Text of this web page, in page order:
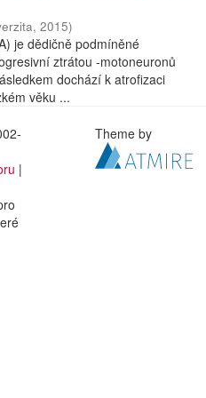
, 2015)
je dědičně podmíněné
ztrátou -motoneuronů
dochází k atrofizaci
věku ...
|
Theme by